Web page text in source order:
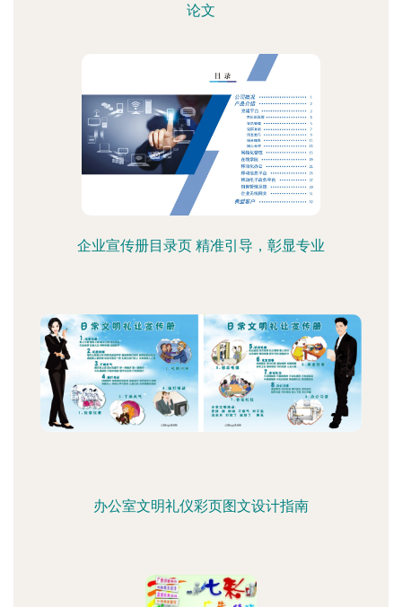
论文
企业宣传册目录页 精准引导，彰显专业
办公室文明礼仪彩页图文设计指南